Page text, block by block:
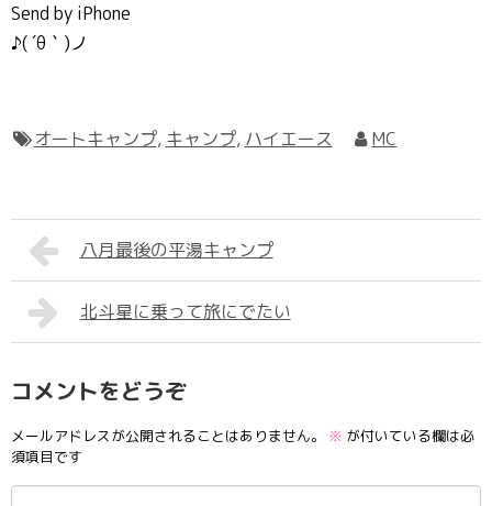
Send by iPhone
♪( ´θ｀)ノ
オートキャンプ, キャンプ, ハイエース MC
八月最後の平湯キャンプ
北斗星に乗って旅にでたい
コメントをどうぞ
メールアドレスが公開されることはありません。 ※ が付いている欄は必
須項目です